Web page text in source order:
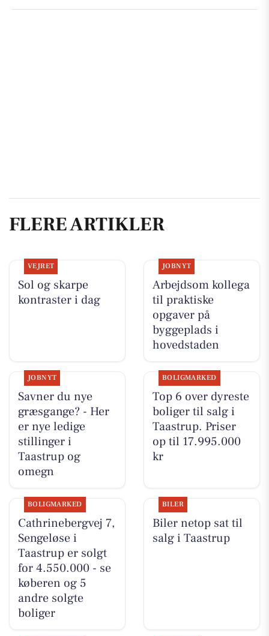
FLERE ARTIKLER
VEJRET
Sol og skarpe
kontraster i dag
JOBNYT
Arbejdsom kollega
til praktiske
opgaver på
byggeplads i
hovedstaden
JOBNYT
Savner du nye
græsgange? - Her
er nye ledige
stillinger i
Taastrup og
omegn
BOLIGMARKED
Top 6 over dyreste
boliger til salg i
Taastrup. Priser
op til 17.995.000
kr
BOLIGMARKED
Cathrinebergvej 7,
Sengeløse i
Taastrup er solgt
for 4.550.000 - se
køberen og 5
andre solgte
boliger
BILER
Biler netop sat til
salg i Taastrup